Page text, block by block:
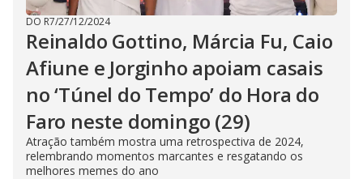
DO R7/27/12/2024
Reinaldo Gottino, Márcia Fu, Caio
Afiune e Jorginho apoiam casais
no ‘Túnel do Tempo’ do Hora do
Faro neste domingo (29)
Atração também mostra uma retrospectiva de 2024,
relembrando momentos marcantes e resgatando os
melhores memes do ano